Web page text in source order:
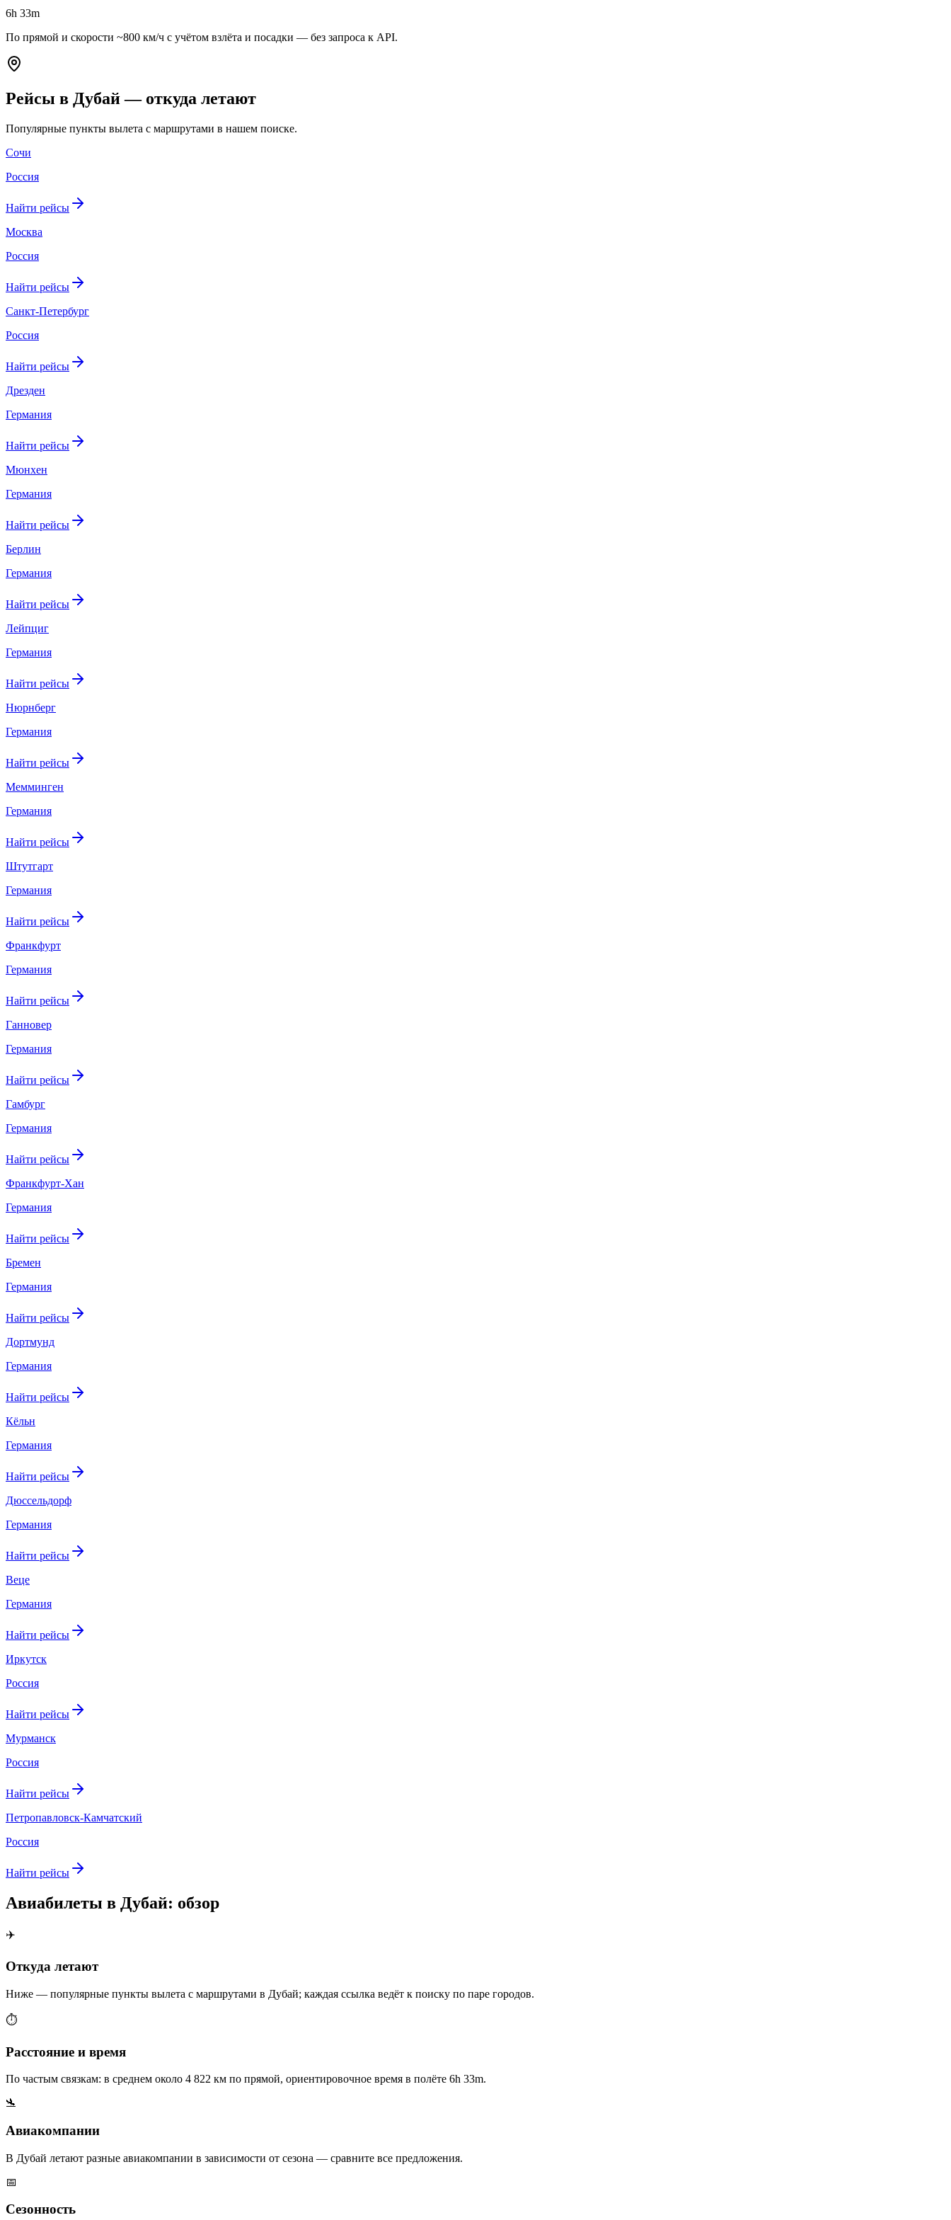
6h 33m
По прямой и скорости ~800 км/ч с учётом взлёта и посадки — без запроса к API.
Рейсы в Дубай — откуда летают
Популярные пункты вылета с маршрутами в нашем поиске.
Сочи
Россия
Найти рейсы
Москва
Россия
Найти рейсы
Санкт-Петербург
Россия
Найти рейсы
Дрезден
Германия
Найти рейсы
Мюнхен
Германия
Найти рейсы
Берлин
Германия
Найти рейсы
Лейпциг
Германия
Найти рейсы
Нюрнберг
Германия
Найти рейсы
Мемминген
Германия
Найти рейсы
Штутгарт
Германия
Найти рейсы
Франкфурт
Германия
Найти рейсы
Ганновер
Германия
Найти рейсы
Гамбург
Германия
Найти рейсы
Франкфурт-Хан
Германия
Найти рейсы
Бремен
Германия
Найти рейсы
Дортмунд
Германия
Найти рейсы
Кёльн
Германия
Найти рейсы
Дюссельдорф
Германия
Найти рейсы
Веце
Германия
Найти рейсы
Иркутск
Россия
Найти рейсы
Мурманск
Россия
Найти рейсы
Петропавловск-Камчатский
Россия
Найти рейсы
Авиабилеты в Дубай: обзор
✈️
Откуда летают
Ниже — популярные пункты вылета с маршрутами в Дубай; каждая ссылка ведёт к поиску по паре городов.
⏱️
Расстояние и время
По частым связкам: в среднем около 4 822 км по прямой, ориентировочное время в полёте 6h 33m.
🛬
Авиакомпании
В Дубай летают разные авиакомпании в зависимости от сезона — сравните все предложения.
📅
Сезонность